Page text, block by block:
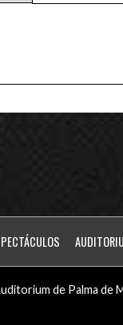
de Palma de